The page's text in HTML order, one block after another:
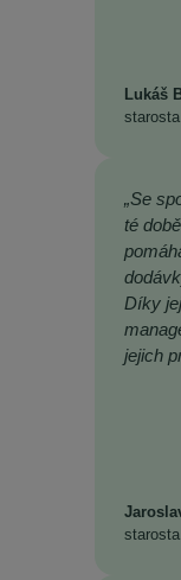
Lukáš
„Se
té
Díky
jejich